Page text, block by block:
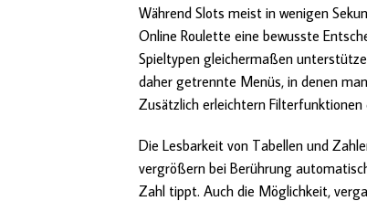
Während Slots meist in wenigen
Online Roulette eine bewusste
Spieltypen gleichermaßen
daher getrennte Menüs, in denen
Zusätzlich erleichtern
Die Lesbarkeit von Tabellen und
vergrößern bei Berührung
Zahl tippt. Auch die Möglichkeit,